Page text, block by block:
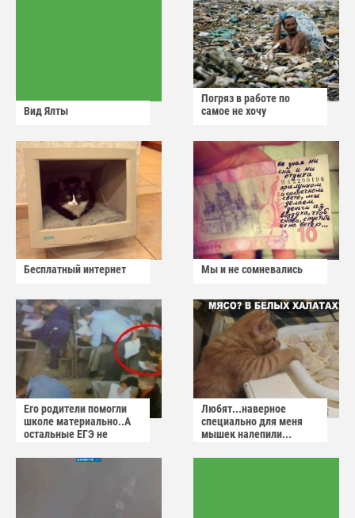
Вид Ялты
Погряз в работе по
самое не хочу
Бесплатный интернет Мы и не сомневались
Его родители помогли
школе материально..А
остальные ЕГЭ не
Любят...наверное
специально для меня
мышек налепили...